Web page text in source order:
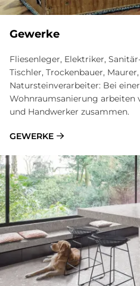
Gewerke
Fliesenleger, Elektriker,
Tischler, Trockenbauer,
Natursteinverarbeiter: Bei einer
Wohnraumsanierung arbeiten
und Handwerker zusammen.
GEWERKE